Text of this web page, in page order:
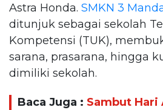
Astra Honda. SMKN 3
ditunjuk sebagai sekolah
Kompetensi (TUK),
sarana, prasarana, hingga
dimiliki sekolah.
Baca Juga : Sambut Hari